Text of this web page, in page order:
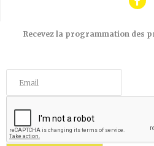
Recevez la programmation des